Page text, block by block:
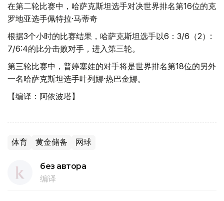
在第二轮比赛中，哈萨克斯坦选手对决世界排名第16位的克
罗地亚选手佩特拉·马蒂奇
根据3个小时的比赛结果，哈萨克斯坦选手以6：3/6（2）:
7/6:4的比分击败对手，进入第三轮。
第三轮比赛中，普婷塞娃的对手将是世界排名第18位的另外
一名哈萨克斯坦选手叶列娜·热巴金娜。
【编译：阿依波塔】
体育 黄金储备 网球
без автора
编译